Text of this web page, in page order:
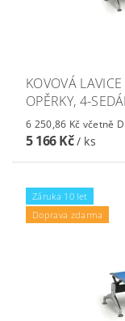
KOVOVÁ
OPĚRKY, 4-
6 250,86 Kč
5 166 Kč/ ks
Záruka 10 let
Doprava zdarma